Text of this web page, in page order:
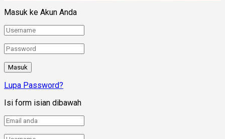
Masuk ke Akun Anda
Lupa Password?
Isi form isian dibawah